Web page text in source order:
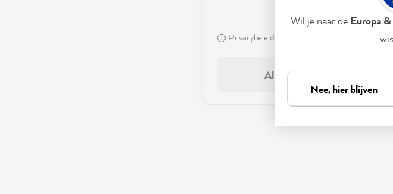
Privacybeleid
Alleen noodzakelijk
Wil je naar de Europa &
Nee, hier blijven